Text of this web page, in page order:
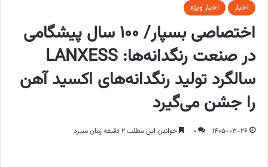
اخبار اخبار ویژه
اختصاصی بسپار/ ۱۰۰ سال پیشگامی
در صنعت رنگدانه‌ها: LANXESS
سالگرد تولید رنگدانه‌های اکسید آهن
را جشن می‌گیرد
1405-03-26
0 خواندن این مطلب 2 دقیقه زمان میبرد